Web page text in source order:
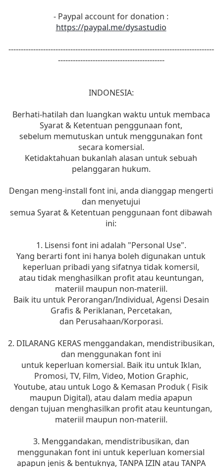
- Paypal account for donation :
https://paypal.me/dysastudio
-----------------------------------------------------------------------------------
-------------------------------------------
INDONESIA:
Berhati-hatilah dan luangkan waktu untuk membaca
Syarat & Ketentuan penggunaan font,
sebelum memutuskan untuk menggunakan font
secara komersial.
Ketidaktahuan bukanlah alasan untuk sebuah
pelanggaran hukum.
Dengan meng-install font ini, anda dianggap mengerti
dan menyetujui
semua Syarat & Ketentuan penggunaan font dibawah
ini:
1. Lisensi font ini adalah "Personal Use".
Yang berarti font ini hanya boleh digunakan untuk
keperluan pribadi yang sifatnya tidak komersil,
atau tidak menghasilkan profit atau keuntungan,
materiil maupun non-materiil.
Baik itu untuk Perorangan/Individual, Agensi Desain
Grafis & Periklanan, Percetakan,
dan Perusahaan/Korporasi.
2. DILARANG KERAS menggandakan, mendistribusikan,
dan menggunakan font ini
untuk keperluan komersial. Baik itu untuk Iklan,
Promosi, TV, Film, Video, Motion Graphic,
Youtube, atau untuk Logo & Kemasan Produk ( Fisik
maupun Digital), atau dalam media apapun
dengan tujuan menghasilkan profit atau keuntungan,
materiil maupun non-materiil.
3. Menggandakan, mendistribusikan, dan
menggunakan font ini untuk keperluan komersial
apapun jenis & bentuknya, TANPA IZIN atau TANPA